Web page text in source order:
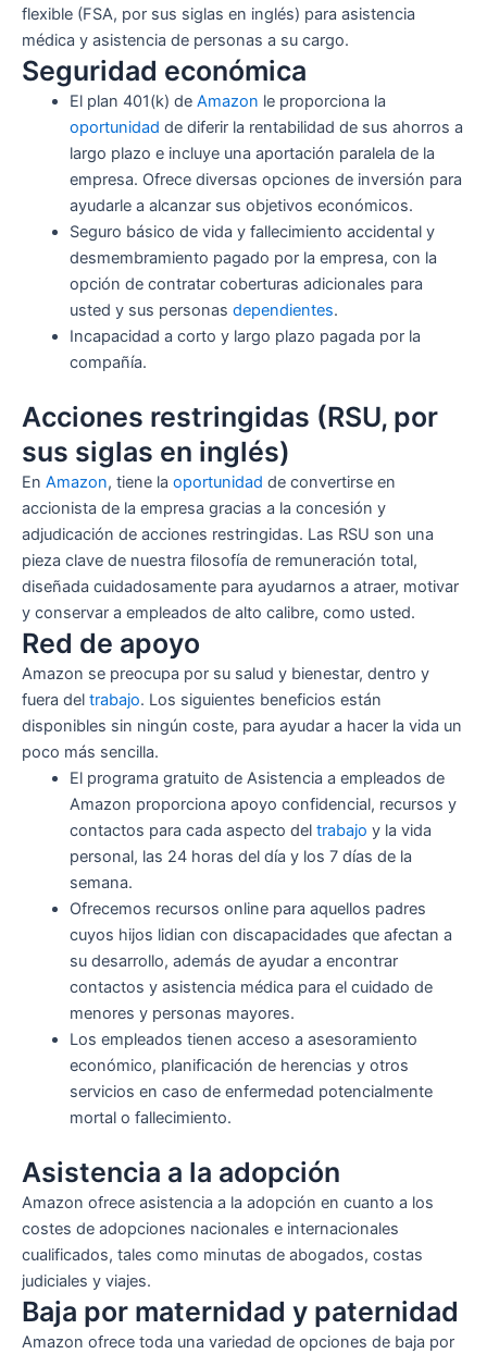
flexible (FSA, por sus siglas en inglés) para asistencia
médica y asistencia de personas a su cargo.
Seguridad económica
El plan 401(k) de Amazon le proporciona la
oportunidad de diferir la rentabilidad de sus ahorros a
largo plazo e incluye una aportación paralela de la
empresa. Ofrece diversas opciones de inversión para
ayudarle a alcanzar sus objetivos económicos.
Seguro básico de vida y fallecimiento accidental y
desmembramiento pagado por la empresa, con la
opción de contratar coberturas adicionales para
usted y sus personas dependientes.
Incapacidad a corto y largo plazo pagada por la
compañía.
Acciones restringidas (RSU, por
sus siglas en inglés)
En Amazon, tiene la oportunidad de convertirse en
accionista de la empresa gracias a la concesión y
adjudicación de acciones restringidas. Las RSU son una
pieza clave de nuestra filosofía de remuneración total,
diseñada cuidadosamente para ayudarnos a atraer, motivar
y conservar a empleados de alto calibre, como usted.
Red de apoyo
Amazon se preocupa por su salud y bienestar, dentro y
fuera del trabajo. Los siguientes beneficios están
disponibles sin ningún coste, para ayudar a hacer la vida un
poco más sencilla.
El programa gratuito de Asistencia a empleados de
Amazon proporciona apoyo confidencial, recursos y
contactos para cada aspecto del trabajo y la vida
personal, las 24 horas del día y los 7 días de la
semana.
Ofrecemos recursos online para aquellos padres
cuyos hijos lidian con discapacidades que afectan a
su desarrollo, además de ayudar a encontrar
contactos y asistencia médica para el cuidado de
menores y personas mayores.
Los empleados tienen acceso a asesoramiento
económico, planificación de herencias y otros
servicios en caso de enfermedad potencialmente
mortal o fallecimiento.
Asistencia a la adopción
Amazon ofrece asistencia a la adopción en cuanto a los
costes de adopciones nacionales e internacionales
cualificados, tales como minutas de abogados, costas
judiciales y viajes.
Baja por maternidad y paternidad
Amazon ofrece toda una variedad de opciones de baja por